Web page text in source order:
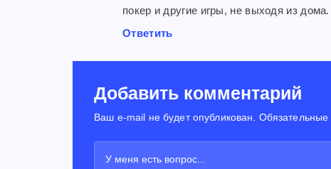
покер и другие игры, не выходя из
Ответить
Добавить комментарий
Ваш e-mail не будет опубликован.